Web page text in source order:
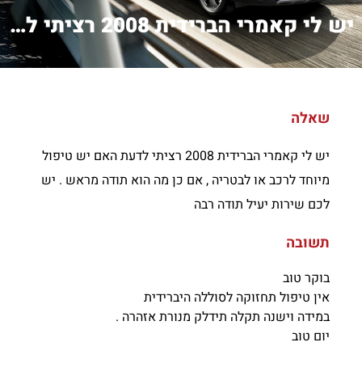
יש לי קאמרי הברידית 2008 רציתי לדעת ה...
שאלה
יש לי קאמרי הברידית 2008 רציתי לדעת האם יש טיפול
מיוחד לרכב או לבטריה , אם כן מה הוא תודה מראש . יש
לכם שירות יעיל תודה רבה
תשובה
בוקר טוב
אין טיפול תחזוקה לסוללה היברידית
במידה וישנה תקלה תידלק מנורת אזהרה .
יום טוב